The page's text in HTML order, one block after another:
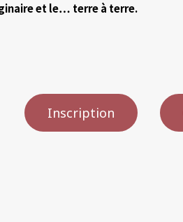
et le… terre à terre.
Inscription